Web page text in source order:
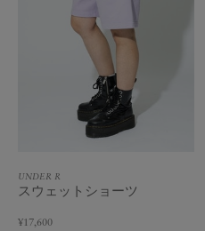
UNDER R
スウェットショーツ
¥17,600